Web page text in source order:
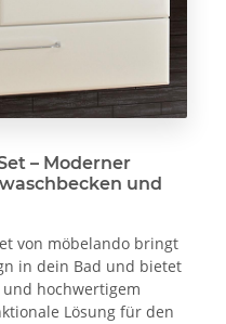
– Moderner
und
von möbelando bringt
in dein Bad und bietet
hochwertigem
Lösung für den